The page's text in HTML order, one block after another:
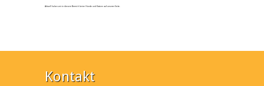
Aktuell haben wir in diesem Bereich keine Hunde und Katzen auf unserer Seite.
Kontakt